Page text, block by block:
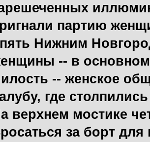
партию
Нижним
-- в основном
-- женское
где
верхнем мостике
за борт